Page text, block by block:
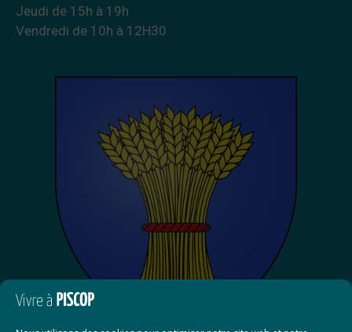
Jeudi de 15h à 19h
Vendredi de 10h à 12H30